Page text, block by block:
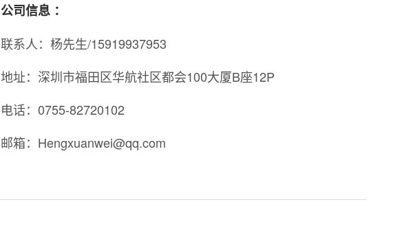
公司信息 ：
联系人：杨先生/15919937953
地址：深圳市福田区华航社区都会100大厦B座12P
电话：0755-82720102
邮箱：Hengxuanwei@qq.com